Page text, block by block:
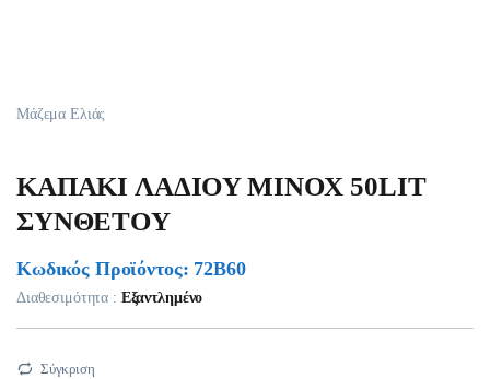
Μάζεμα Ελιάς
KAΠAKI ΛAΔIOY MINOX 50LIT
ΣYNΘETOY
Κωδικός Προϊόντος: 72B60
Διαθεσιμότητα : Εξαντλημένο
Σύγκριση